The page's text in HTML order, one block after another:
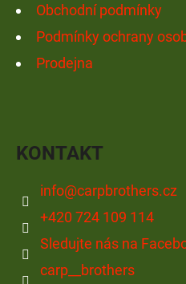
Obchodní podmínky
Podmínky ochrany
Prodejna
KONTAKT
info@carpbrothers.cz
+420 724 109 114
Sledujte nás na
carp__brothers